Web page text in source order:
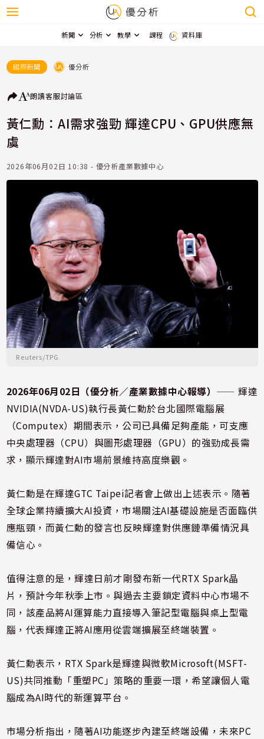
新聞 分析 教學 課程 資料庫
國際新聞 優分析
朗讀客服討論區
黃仁勳：AI需求強勁 輝達CPU、GPU供應無
虞
2026年06月02日 10:38 - 優分析產業數據中心
Reuters/TPG
2026年06月02日（優分析／產業數據中心報導） ⸺ 輝達
NVIDIA(NVDA-US)執行長黃仁勳於台北國際電腦展
（Computex）期間表示，公司已具備足夠產能，可支應
中央處理器（CPU）與圖形處理器（GPU）的強勁成長需
求，顯示輝達對AI市場前景維持高度樂觀。
黃仁勳是在輝達GTC Taipei記者會上做出上述表示。隨著
全球企業持續擴大AI投資，市場關注AI基礎設施是否面臨供
應瓶頸，而黃仁勳的發言也反映輝達對供應鏈準備情況具
備信心。
值得注意的是，輝達日前才剛發布新一代RTX Spark晶
片，預計今年秋季上市。與過去主要鎖定資料中心市場不
同，該產品將AI運算能力直接導入筆記型電腦與桌上型電
腦，代表輝達正將AI應用從雲端擴展至終端裝置。
黃仁勳表示，RTX Spark是輝達與微軟Microsoft(MSFT-
US)共同推動「重塑PC」策略的重要一環，希望讓個人電
腦成為AI時代的新運算平台。
市場分析指出，隨著AI功能逐步內建至終端設備，未來PC